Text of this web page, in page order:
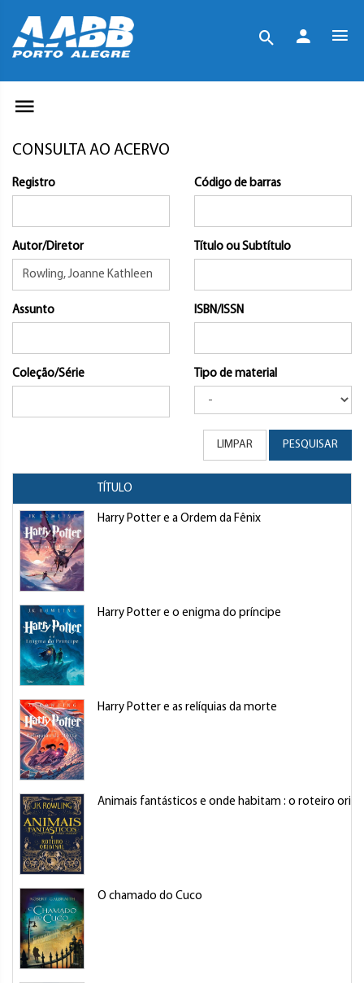
CONSULTA AO ACERVO
Registro Código de barras
Autor/Diretor Título ou Subtítulo
Assunto ISBN/ISSN
Coleção/Série Tipo de material
LIMPAR PESQUISAR
TÍTULO
Harry Potter e a Ordem da Fênix
Harry Potter e o enigma do príncipe
Harry Potter e as relíquias da morte
Animais fantásticos e onde habitam : o roteiro
O chamado do Cuco